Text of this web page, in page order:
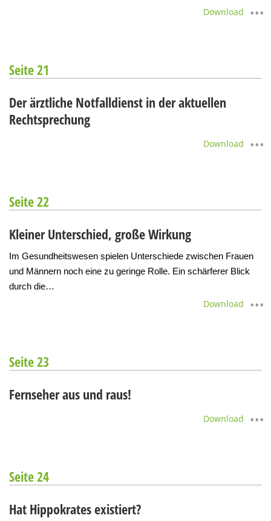
Download
Seite 21
Der ärztliche Notfalldienst in der aktuellen
Rechtsprechung
Download
Seite 22
Kleiner Unterschied, große Wirkung
Im Gesundheitswesen spielen Unterschiede zwischen Frauen
und Männern noch eine zu geringe Rolle. Ein schärferer Blick
durch die…
Download
Seite 23
Fernseher aus und raus!
Download
Seite 24
Hat Hippokrates existiert?